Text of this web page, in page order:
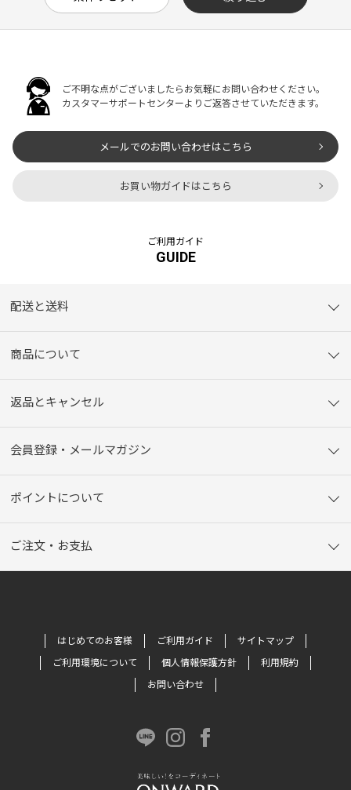
ご不明な点がございましたらお気軽にお問い合わせください。
カスタマーサポートセンターよりご返答させていただきます。
メールでのお問い合わせはこちら
お買い物ガイドはこちら
ご利用ガイド
GUIDE
配送と送料
商品について
返品とキャンセル
会員登録・メールマガジン
ポイントについて
ご注文・お支払
はじめてのお客様 ご利用ガイド
サイトマップ
ご利用環境について
個人情報保護方針
利用規約
お問い合わせ